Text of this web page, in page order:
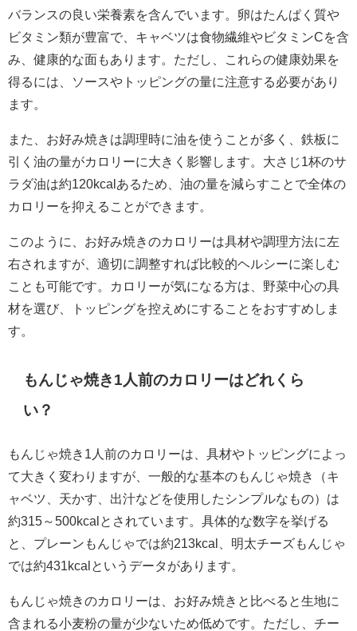
バランスの良い栄養素を含んでいます。卵はたんぱく質や
ビタミン類が豊富で、キャベツは食物繊維やビタミンCを含
み、健康的な面もあります。ただし、これらの健康効果を
得るには、ソースやトッピングの量に注意する必要があり
ます。
また、お好み焼きは調理時に油を使うことが多く、鉄板に
引く油の量がカロリーに大きく影響します。大さじ1杯のサ
ラダ油は約120kcalあるため、油の量を減らすことで全体の
カロリーを抑えることができます。
このように、お好み焼きのカロリーは具材や調理方法に左
右されますが、適切に調整すれば比較的ヘルシーに楽しむ
ことも可能です。カロリーが気になる方は、野菜中心の具
材を選び、トッピングを控えめにすることをおすすめしま
す。
もんじゃ焼き1人前のカロリーはどれくら
い？
もんじゃ焼き1人前のカロリーは、具材やトッピングによっ
て大きく変わりますが、一般的な基本のもんじゃ焼き（キ
ャベツ、天かす、出汁などを使用したシンプルなもの）は
約315～500kcalとされています。具体的な数字を挙げる
と、プレーンもんじゃでは約213kcal、明太チーズもんじゃ
では約431kcalというデータがあります。
もんじゃ焼きのカロリーは、お好み焼きと比べると生地に
含まれる小麦粉の量が少ないため低めです。ただし、チー